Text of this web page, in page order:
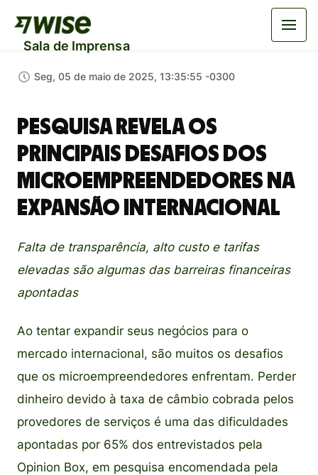
Sala de Imprensa
Seg, 05 de maio de 2025, 13:35:55 -0300
Pesquisa revela os
principais desafios dos
microempreendedores na
expansão internacional
Falta de transparência, alto custo e tarifas
elevadas são algumas das barreiras financeiras
apontadas
Ao tentar expandir seus negócios para o
mercado internacional, são muitos os desafios
que os microempreendedores enfrentam. Perder
dinheiro devido à taxa de câmbio cobrada pelos
provedores de serviços é uma das dificuldades
apontadas por 65% dos entrevistados pela
Opinion Box, em pesquisa encomendada pela